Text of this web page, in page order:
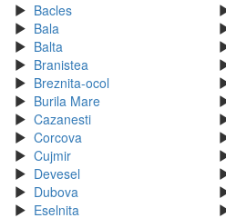
Bacles
Bala
Balta
Branistea
Breznita-ocol
Burila Mare
Cazanesti
Corcova
Cujmir
Devesel
Dubova
Eselnita